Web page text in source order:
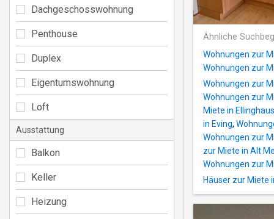
Ähnliche
Wohnungen zur
Wohnungen zur
Wohnungen zur
Wohnungen zur
Miete in
in Eving,
Wohnungen zur
zur Miete in Alt
Wohnungen zur
Häuser zur Miete
Dachgeschosswohnung
Penthouse
Duplex
Eigentumswohnung
Loft
Ausstattung
Balkon
Keller
Heizung